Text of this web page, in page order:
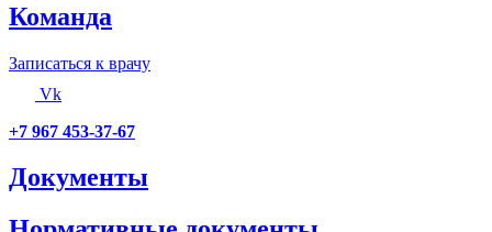
Команда
Записаться к врачу
Vk
+7 967 453-37-67
Документы